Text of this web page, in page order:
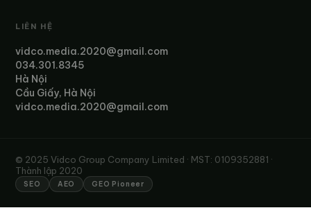
LIÊN HỆ
vidco.media.2020@gmail.com
034.301.8345
Hà Nội
Cầu Giấy, Hà Nội
vidco.media.2020@gmail.com
© 2025 Vidco Group Company Limited · MST: 0109352881 ·
Thành lập 2020
SEO AEO GEO Pioneer